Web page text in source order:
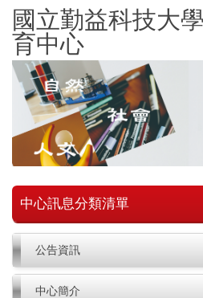
跳
到
主
要
內
國立勤益科技大
育中心
中心訊息分類清單
公告資訊
中心簡介